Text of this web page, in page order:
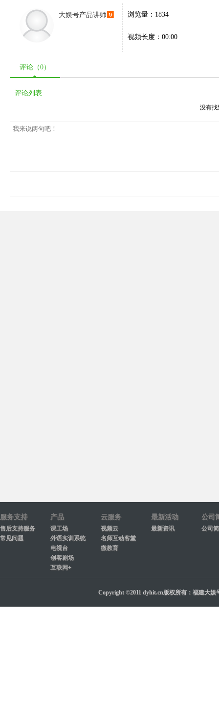
大娱号产品讲师 浏览量：1834
视频长度：00:00
评论（0）
评论列表
没有找
服务支持
售后支持服务
常见问题
产品
课工场
外语实训系统
电视台
创客剧场
互联网+
云服务
视频云
名师互动客堂
微教育
最新活动
最新资讯
公司
公司
Copyright ©2011 dyhit.cn版权所有：福建大娱